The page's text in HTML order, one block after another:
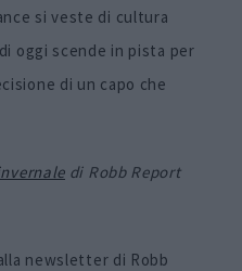
si veste di cultura
di oggi scende in pista per
di un capo che
di Robb Report
newsletter di Robb